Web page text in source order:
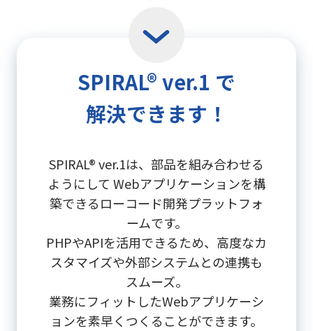
SPIRAL®︎ ver.1 で
解決できます！
SPIRAL®︎ ver.1は、部品を組み合わせる
ようにして Webアプリケーションを構
築できるローコード開発プラットフォ
ームです。
PHPやAPIを活用できるため、高度なカ
スタマイズや外部システムとの連携も
スムーズ。
業務にフィットしたWebアプリケーシ
ョンを素早くつくることができます。